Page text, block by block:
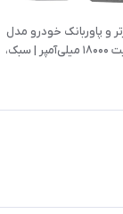
و پاوربانک خودرو مدل
K01 با ظرفیت ۱۸۰۰۰ میلی‌آمپر | سبک،